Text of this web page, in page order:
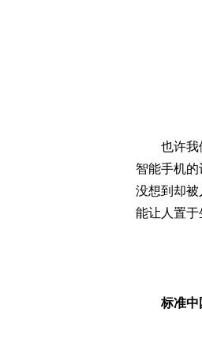
也许我
智能手机
没想到却
能让人置于
标准中